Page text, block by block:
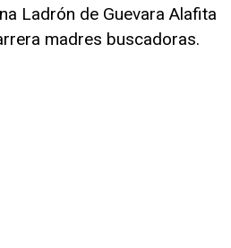
Ladrón de Guevara Alafita
madres buscadoras.